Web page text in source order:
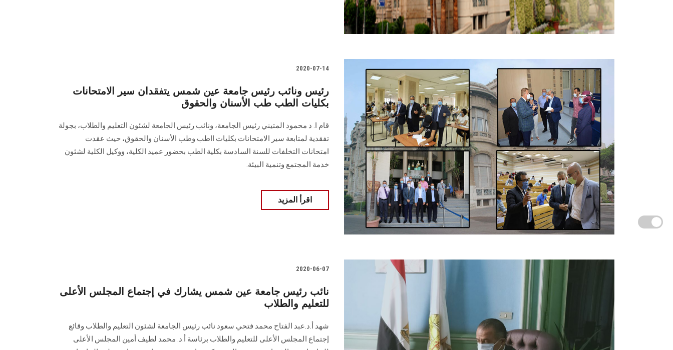
2020-07-14
رئيس ونائب رئيس جامعة عين شمس يتفقدان سير الامتحانات
بكليات الطب طب الأسنان والحقوق
قام ا. د محمود المتيني رئيس الجامعة، ونائب رئيس الجامعة لشئون التعليم والطلاب، بجولة
تفقدية لمتابعة سير الامتحانات بكليات ااطب وطب الأسنان والحقوق، حيث عقدت
امتحانات التخلفات للسنة السادسة بكلية الطب بحضور عميد الكلية، ووكيل الكلية لشئون
خدمة المجتمع وتنمية البيئة.
اقرأ المزيد
2020-06-07
نائب رئيس جامعة عين شمس يشارك في إجتماع المجلس الأعلى
للتعليم والطلاب
شهد أ.د.عبد الفتاح محمد فتحي سعود نائب رئيس الجامعة لشئون التعليم والطلاب وقائع
إجتماع المجلس الأعلى للتعليم والطلاب برئاسة أ.د. محمد لطيف أمين المجلس الأعلى